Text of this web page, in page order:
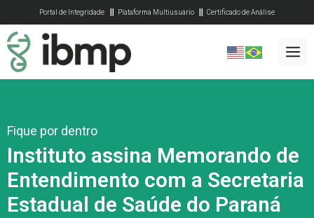
Portal de Integridade Plataforma Multiusuário Certificado de Análise
Fique por dentro
Instituto assina Memorando de
Entendimento com a Secretaria
Estadual de Saúde do Paraná